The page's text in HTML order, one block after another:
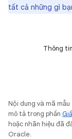
tất cả những gì
Thông
Nội dung và mã
mô tả trong phần
hoặc nhãn hiệu đã
Oracle.